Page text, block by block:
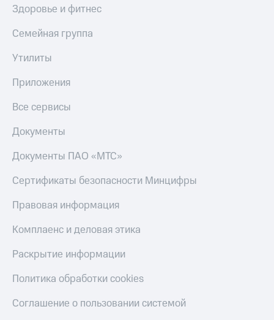
Здоровье и фитнес
Семейная группа
Утилиты
Приложения
Все сервисы
Документы
Документы ПАО «МТС»
Сертификаты безопасности Минцифры
Правовая информация
Комплаенс и деловая этика
Раскрытие информации
Политика обработки cookies
Соглашение о пользовании системой